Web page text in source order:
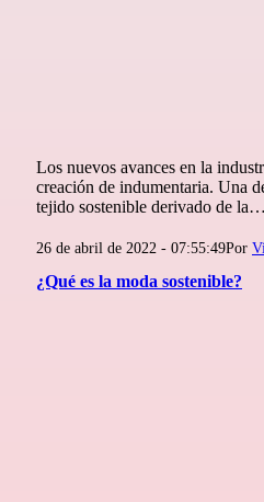
Los nuevos avances en la
creación de indumentaria. Una
tejido sostenible derivado de la…
Publicada
26 de abril de 2022 - 07:55:49Por
¿Qué es la moda sostenible?